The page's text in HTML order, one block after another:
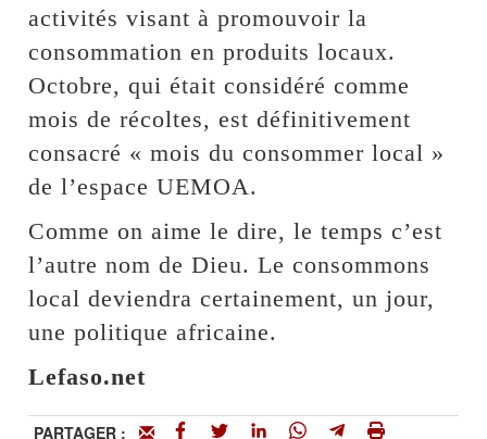
activités visant à promouvoir la
consommation en produits locaux.
Octobre, qui était considéré comme
mois de récoltes, est définitivement
consacré « mois du consommer local »
de l’espace UEMOA.
Comme on aime le dire, le temps c’est
l’autre nom de Dieu. Le consommons
local deviendra certainement, un jour,
une politique africaine.
Lefaso.net
PARTAGER :